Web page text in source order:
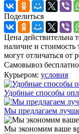
Поделиться
Цена действительна
наличие и стоимость
могут отличаться от
Самовывоз
Курьером: условия
Удобные способы
Мы предлагаем
Мы экономим ваше